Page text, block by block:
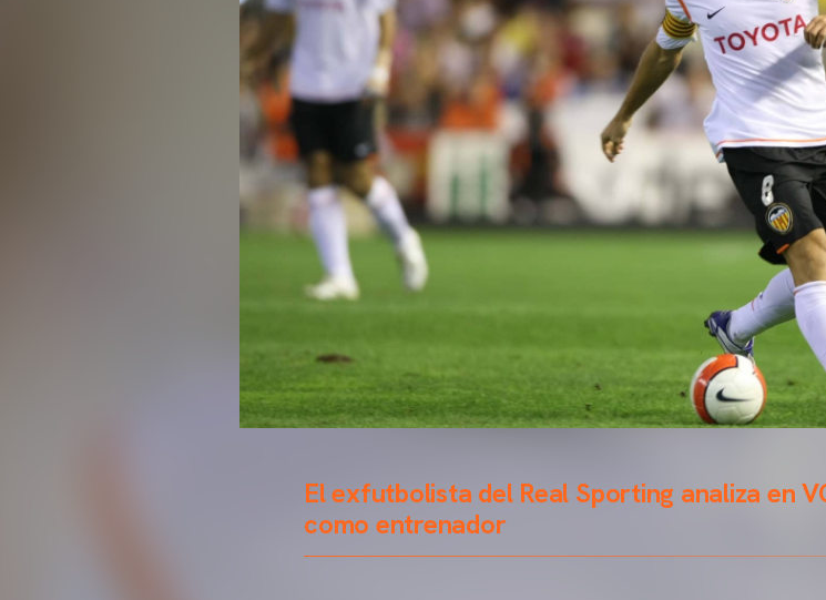
El exfutbolista del Real Sporting analiza en
como entrenador